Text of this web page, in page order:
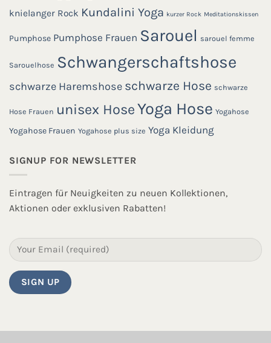
knielanger Rock Kundalini Yoga kurzer Rock Meditationskissen
Pumphose Pumphose Frauen Sarouel sarouel femme
Sarouelhose Schwangerschaftshose
schwarze Haremshose schwarze Hose schwarze
Hose Frauen unisex HoseYoga Hose Yogahose
Yogahose Frauen Yogahose plus size Yoga Kleidung
SIGNUP FOR NEWSLETTER
Eintragen für Neuigkeiten zu neuen Kollektionen,
Aktionen oder exklusiven Rabatten!